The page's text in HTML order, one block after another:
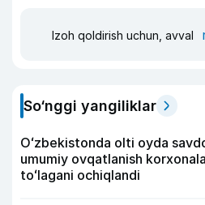
Izoh qoldirish uchun, avval
So‘nggi yangiliklar
Oʻzbekistonda olti oyda
umumiy ovqatlanish
toʻlagani ochiqlandi